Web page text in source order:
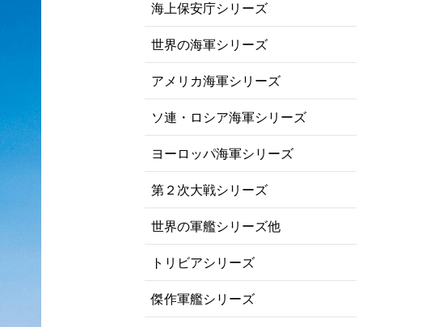
海上保安庁シリーズ
世界の海軍シリーズ
アメリカ海軍シリーズ
ソ連・ロシア海軍シリーズ
ヨーロッパ海軍シリーズ
第２次大戦シリーズ
世界の軍艦シリーズ他
トリビアシリーズ
傑作軍艦シリーズ